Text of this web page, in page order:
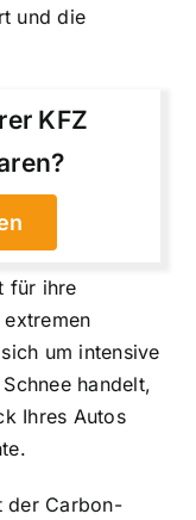
und die
KFZ
für ihre
um intensive
handelt,
Ihres Autos
der Carbon-